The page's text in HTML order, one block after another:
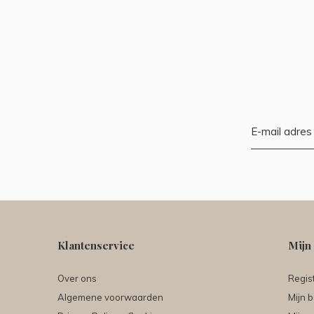
Klantenservice
Over ons
Algemene voorwaarden
Mijn
Mijn